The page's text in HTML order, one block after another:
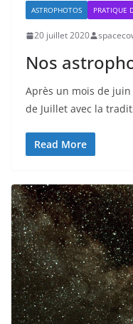
ASTROPHOTOS PRATIQUE
20 juillet 2020
Nos
Après un mois de
de Juillet avec la
Read More